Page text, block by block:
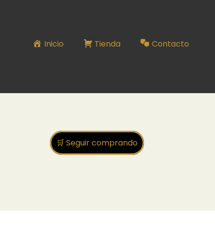
Inicio Tienda Contacto
MADRES
🛒 Seguir comprando